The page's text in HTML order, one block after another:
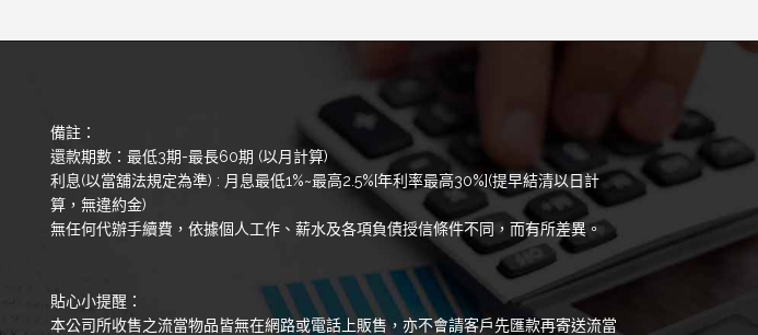
備註：
還款期數：最低3期-最長60期 (以月計算)
利息(以當舖法規定為準) : 月息最低1%~最高2.5%[年利率最高30%](提早結清以日計
算，無違約金)
無任何代辦手續費，依據個人工作、薪水及各項負債授信條件不同，而有所差異。
貼心小提醒：
本公司所收售之流當物品皆無在網路或電話上販售，亦不會請客戶先匯款再寄送流當